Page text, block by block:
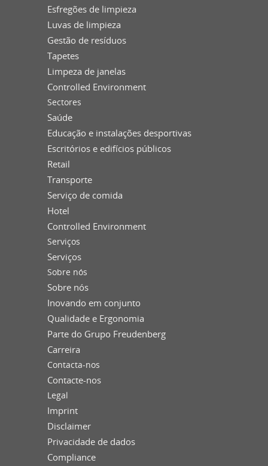
Esfregões de limpieza
Luvas de limpieza
Gestão de resíduos
Tapetes
Limpeza de janelas
Controlled Environment
Sectores
Saúde
Educação e instalações desportivas
Escritórios e edifícios públicos
Retail
Transporte
Serviço de comida
Hotel
Controlled Environment
Serviços
Serviços
Sobre nós
Sobre nós
Inovando em conjunto
Qualidade e Ergonomia
Parte do Grupo Freudenberg
Carreira
Contacta-nos
Contacte-nos
Legal
Imprint
Disclaimer
Privacidade de dados
Compliance